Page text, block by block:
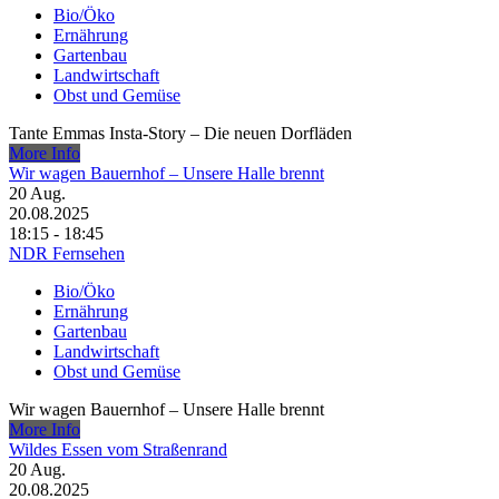
Bio/Öko
Ernährung
Gartenbau
Landwirtschaft
Obst und Gemüse
Tante Emmas Insta-Story – Die neuen Dorfläden
More Info
Wir wagen Bauernhof – Unsere Halle brennt
20 Aug.
20.08.2025
18:15 - 18:45
NDR Fernsehen
Bio/Öko
Ernährung
Gartenbau
Landwirtschaft
Obst und Gemüse
Wir wagen Bauernhof – Unsere Halle brennt
More Info
Wildes Essen vom Straßenrand
20 Aug.
20.08.2025